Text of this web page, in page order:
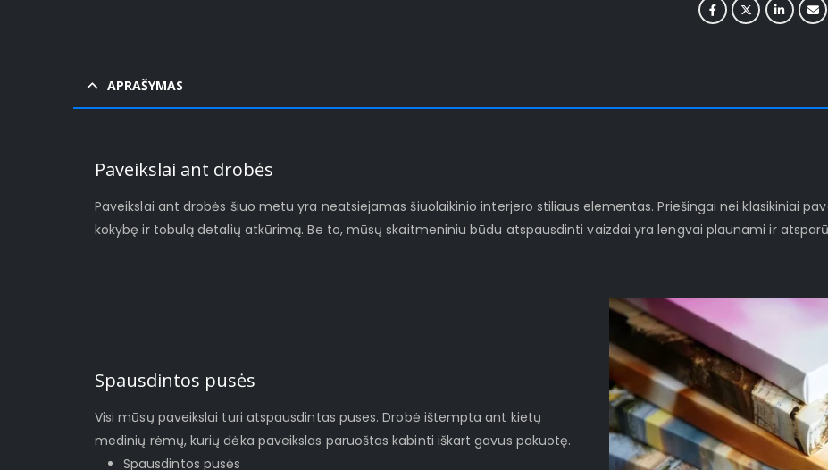
APRAŠYMAS
Paveikslai ant drobės
Paveikslai ant drobės šiuo metu yra neatsiejamas šiuolaikinio interjero stiliaus elementas. Priešingai nei klasikiniai
kokybę ir tobulą detalių atkūrimą. Be to, mūsų skaitmeniniu būdu atspausdinti vaizdai yra lengvai plaunami ir
Spausdintos pusės
Visi mūsų paveikslai turi atspausdintas puses. Drobė ištempta ant kietų
medinių rėmų, kurių dėka paveikslas paruoštas kabinti iškart gavus pakuotę.
Spausdintos pusės